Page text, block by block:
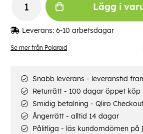
Se mer från Polaroid
Lägg i
Leverans: 6-10 arbetsdagar
Snabb leverans - leveranstid
Returrätt - 100 dagar öppet köp
Smidig betalning - Qliro
Ångerrätt - alltid 14 dagar
Pålitliga - läs kundomdömen på